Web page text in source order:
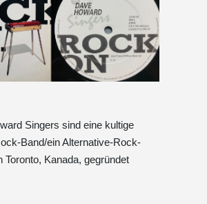
Singers sind eine kultige
Band/ein Alternative-Rock-
Toronto, Kanada, gegründet